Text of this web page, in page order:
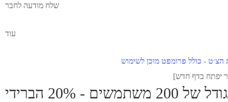
שלח מודעה לחבר
עוד
- כולל פרומפט מוכן לשימוש
20% הברידי